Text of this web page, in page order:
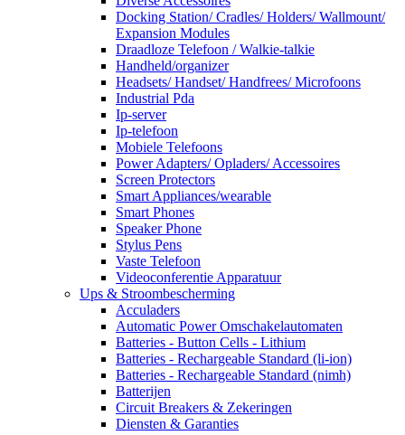
Docking Station/ Cradles/ Holders/ Wallmount/
Expansion Modules
Draadloze Telefoon / Walkie-talkie
Handheld/organizer
Headsets/ Handset/ Handfrees/ Microfoons
Industrial Pda
Ip-server
Ip-telefoon
Mobiele Telefoons
Power Adapters/ Opladers/ Accessoires
Screen Protectors
Smart Appliances/wearable
Smart Phones
Speaker Phone
Stylus Pens
Vaste Telefoon
Videoconferentie Apparatuur
Ups & Stroombescherming
Acculaders
Automatic Power Omschakelautomaten
Batteries - Button Cells - Lithium
Batteries - Rechargeable Standard (li-ion)
Batteries - Rechargeable Standard (nimh)
Batterijen
Circuit Breakers & Zekeringen
Diensten & Garanties